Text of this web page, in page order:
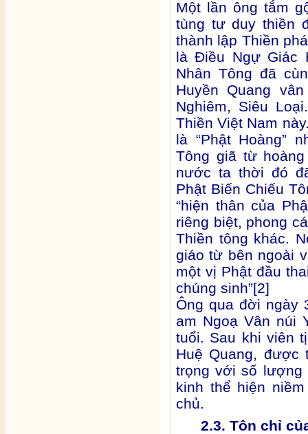
Một lần ông tắm
tùng tư duy thiền
thành lập Thiền
là Điều Ngự Giác
Nhân Tông đã
Huyền Quang
Nghiêm, Siêu
Thiền Việt Nam
là “Phật Hoàng”
Tông giã từ
nước ta thời đó
Phật Biến Chiếu
“hiện thân của
riêng biệt, phong
Thiền tông khác.
giáo từ bên ngoài
một vị Phật đầu
chúng sinh”[2]
Ông qua đời ngày
am Ngoạ Vân núi
tuổi. Sau khi viên
Huệ Quang, được
trọng với số lượng
kinh thể hiện
chủ.
2.3. Tôn chỉ